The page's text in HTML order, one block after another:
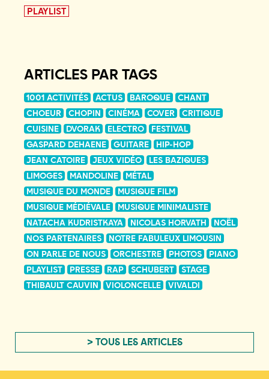
PLAYLIST
ARTICLES PAR TAGS
1001 ACTIVITÉS ACTUS BAROQUE
CHANT
CHOEUR
CHOPIN CINÉMA COVER
CRITIQUE
CUISINE
DVORAK ELECTRO
FESTIVAL
GASPARD DEHAENE
GUITARE
HIP-HOP
JEAN CATOIRE
JEUX VIDÉO
LES BAZIQUES
LIMOGES
MANDOLINE
MÉTAL
MUSIQUE DU MONDE
MUSIQUE FILM
MUSIQUE MÉDIÉVALE
MUSIQUE MINIMALISTE
NATACHA KUDRISTKAYA
NICOLAS HORVATH
NOËL
NOS PARTENAIRES
NOTRE FABULEUX LIMOUSIN
ON PARLE DE NOUS
ORCHESTRE PHOTOS
PIANO
PLAYLIST
PRESSE RAP SCHUBERT
STAGE
THIBAULT CAUVIN
VIOLONCELLE VIVALDI
> TOUS LES ARTICLES